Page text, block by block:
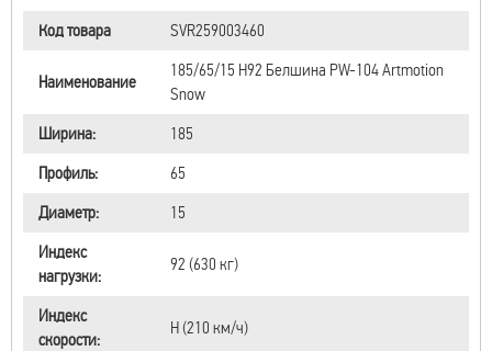
Код товара SVR259003460
Наименование
185/65/15 H92 Белшина PW-104 Artmotion
Snow
Ширина:
185
Профиль:
65
Диаметр:
15
Индекс
нагрузки:
92 (630 кг)
Индекс
скорости:
H (210 км/ч)